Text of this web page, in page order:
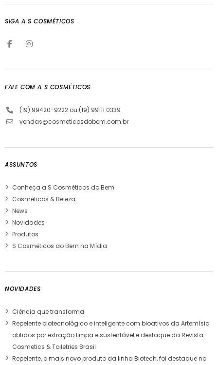
SIGA A S COSMÉTICOS
FALE COM A S COSMÉTICOS
(19) 99420-9222 ou (19) 99111 0339
vendas@cosmeticosdobem.com.br
ASSUNTOS
Conheça a S Cosméticos do Bem
Cosméticos & Beleza
News
Novidades
Produtos
S Cosméticos do Bem na Mídia
NOVIDADES
Ciência que transforma
Repelente biotecnológico e inteligente com bioativos da Artemísia
obtidos por extração limpa e sustentável é destaque da Revista
Cosmetics & Toiletries Brasil
Repelente, o mais novo produto da linha Biotech, foi destaque no